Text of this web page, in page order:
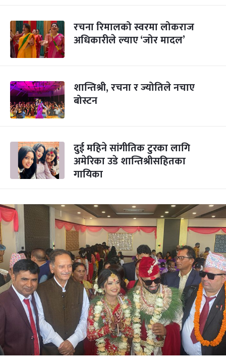
रचना रिमालको स्वरमा लोकराज
अधिकारीले ल्याए ‘जोर मादल’
शान्तिश्री, रचना र ज्योतिले नचाए
बोस्टन
दुई महिने सांगीतिक टुरका लागि
अमेरिका उडे शान्तिश्रीसहितका
गायिका